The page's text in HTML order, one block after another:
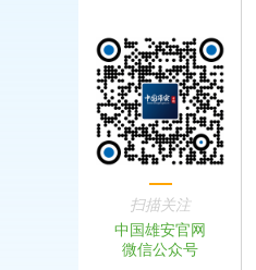
扫描关注
中国雄安官网
微信公众号